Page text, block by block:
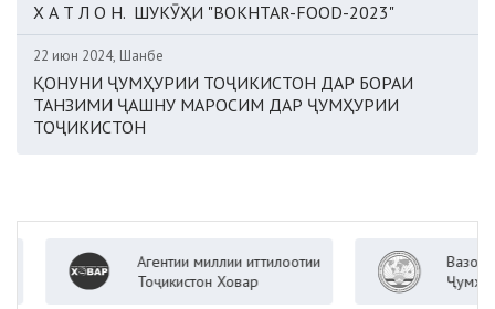
Х А Т Л О Н. ШУКӮҲИ "BOKHTAR-FOOD-2023"
22 июн 2024, Шанбе
ҚОНУНИ ҶУМҲУРИИ ТОҶИКИСТОН ДАР БОРАИ
ТАНЗИМИ ҶАШНУ МАРОСИМ ДАР ҶУМҲУРИИ
ТОҶИКИСТОН
Агентии миллии иттилоотии
Тоҷикистон Ховар
Вазорати корҳои
Ҷумҳурии